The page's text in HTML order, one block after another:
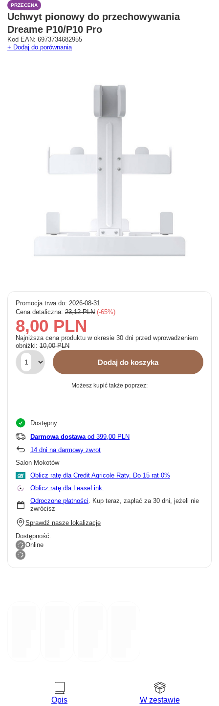
PRZECENA
Uchwyt pionowy do przechowywania
Dreame P10/P10 Pro
Kod EAN: 6973734682955
+ Dodaj do porównania
Cena detaliczna: 23,12 PLN -65%
8,00 PLN
Najniższa cena produktu w okresie 30 dni przed wprowadzeniem
obniżki: 10,00 PLN
Promocja trwa do: 2026-08-31
Dodaj do koszyka
Możesz kupić także poprzez:
Dostępny
Darmowa dostawa od 399,00 PLN
14 dni na darmowy zwrot
Salon Mokotów
Oblicz ratę dla Credit Agricole Raty.
Oblicz ratę dla LeaseLink.
Odroczone płatności. Kup teraz, zapłać za 30 dni, jeżeli nie
zwrócisz
Sprawdź nasze lokalizacje
Dostępność:
Online
Westfield Mokotów
Opis W zestawie